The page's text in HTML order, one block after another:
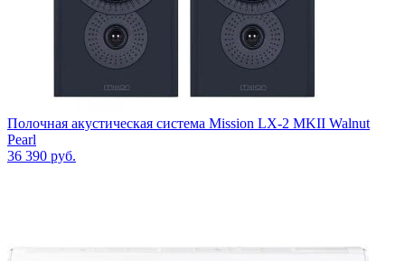
Полочная акустическая система Mission LX-2 MKII Walnut
Pearl
36 390 руб.